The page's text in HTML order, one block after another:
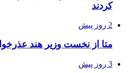
کردند
2 روز پیش
متا از نخست وزیر هند
3 روز پیش